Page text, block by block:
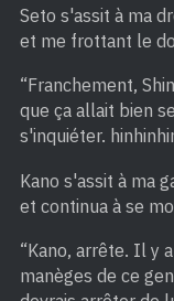
Seto s'assit à ma
et me frottant le
“Franchement,
que ça allait bien
s'inquiéter.
Kano s'assit à ma
et continua à se
“Kano, arrête. Il y
manèges de ce